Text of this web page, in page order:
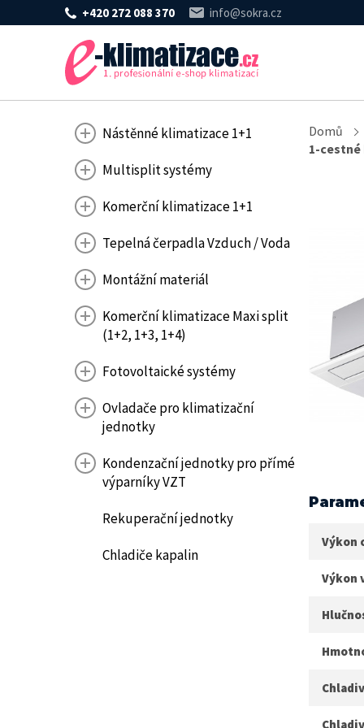
+420 272 088 370 info@sokra.cz
Nástěnné klimatizace 1+1
Multisplit systémy
Komerční klimatizace 1+1
Tepelná čerpadla Vzduch / Voda
Montážní materiál
Komerční klimatizace Maxi split
(1+2, 1+3, 1+4)
Fotovoltaické systémy
Ovladače pro klimatizační
jednotky
Kondenzační jednotky pro přímé
výparníky VZT
Rekuperační jednotky
Chladiče kapalin
Domů
1-
Výkon
Výkon